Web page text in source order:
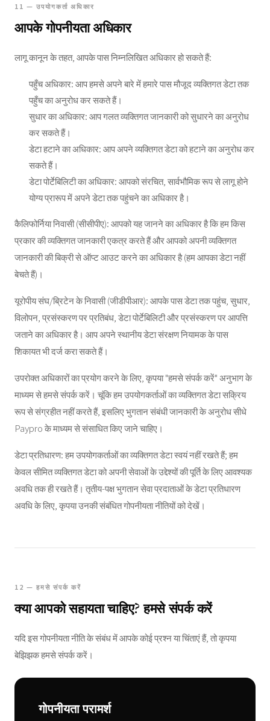
11 — उपयोगकर्ता अधिकार
आपके गोपनीयता अधिकार
लागू कानून के तहत, आपके पास निम्नलिखित अधिकार हो सकते हैं:
पहुँच अधिकार: आप हमसे अपने बारे में हमारे पास मौजूद व्यक्तिगत डेटा तक
पहुँच का अनुरोध कर सकते हैं।
सुधार का अधिकार: आप गलत व्यक्तिगत जानकारी को सुधारने का अनुरोध
कर सकते हैं।
डेटा हटाने का अधिकार: आप अपने व्यक्तिगत डेटा को हटाने का अनुरोध कर
सकते हैं।
डेटा पोर्टेबिलिटी का अधिकार: आपको संरचित, सार्वभौमिक रूप से लागू होने
योग्य प्रारूप में अपने डेटा तक पहुंचने का अधिकार है।
कैलिफोर्निया निवासी (सीसीपीए): आपको यह जानने का अधिकार है कि हम किस
प्रकार की व्यक्तिगत जानकारी एकत्र करते हैं और आपको अपनी व्यक्तिगत
जानकारी की बिक्री से ऑप्ट आउट करने का अधिकार है (हम आपका डेटा नहीं
बेचते हैं)।
यूरोपीय संघ/ब्रिटेन के निवासी (जीडीपीआर): आपके पास डेटा तक पहुंच, सुधार,
विलोपन, प्रसंस्करण पर प्रतिबंध, डेटा पोर्टेबिलिटी और प्रसंस्करण पर आपत्ति
जताने का अधिकार है। आप अपने स्थानीय डेटा संरक्षण नियामक के पास
शिकायत भी दर्ज करा सकते हैं।
उपरोक्त अधिकारों का प्रयोग करने के लिए, कृपया "हमसे संपर्क करें" अनुभाग के
माध्यम से हमसे संपर्क करें। चूंकि हम उपयोगकर्ताओं का व्यक्तिगत डेटा सक्रिय
रूप से संग्रहीत नहीं करते हैं, इसलिए भुगतान संबंधी जानकारी के अनुरोध सीधे
Paypro के माध्यम से संसाधित किए जाने चाहिए।
डेटा प्रतिधारण: हम उपयोगकर्ताओं का व्यक्तिगत डेटा स्वयं नहीं रखते हैं; हम
केवल सीमित व्यक्तिगत डेटा को अपनी सेवाओं के उद्देश्यों की पूर्ति के लिए आवश्यक
अवधि तक ही रखते हैं। तृतीय-पक्ष भुगतान सेवा प्रदाताओं के डेटा प्रतिधारण
अवधि के लिए, कृपया उनकी संबंधित गोपनीयता नीतियों को देखें।
12 — हमसे संपर्क करें
क्या आपको सहायता चाहिए? हमसे संपर्क करें
यदि इस गोपनीयता नीति के संबंध में आपके कोई प्रश्न या चिंताएं हैं, तो कृपया
बेझिझक हमसे संपर्क करें।
गोपनीयता परामर्श